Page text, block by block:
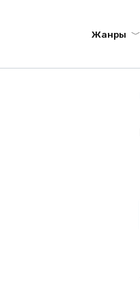
Жанры